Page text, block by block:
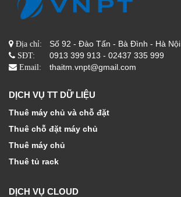
Địa chỉ: Số 92 - Đào Tấn - Bà Đình - Hà Nội
SĐT: 0913 399 913 - 02437 335 999
Email: thaitm.vnpt@gmail.com
DỊCH VỤ TT DỮ LIỆU
Thuê máy chủ và chỗ đặt
Thuê chỗ đặt máy chủ
Thuê máy chủ
Thuê tủ rack
DỊCH VỤ CLOUD